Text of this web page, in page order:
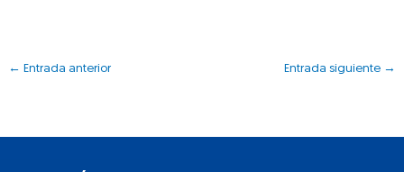
← Entrada anterior Entrada siguiente →